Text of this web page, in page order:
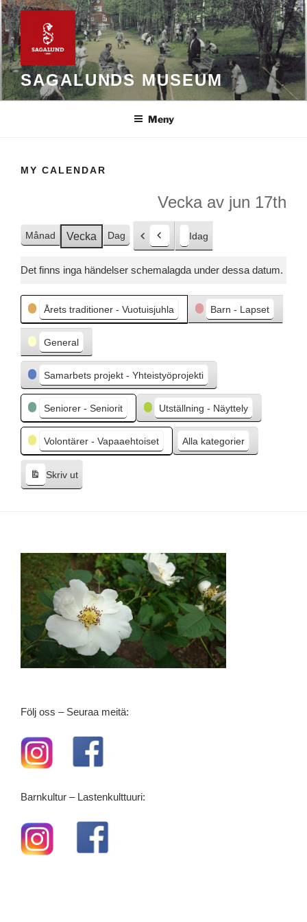
Hoppa
till
innehåll
SAGALUNDS MUSEUM
Meny
MY CALENDAR
Vecka av jun 17th
Månad Vecka Dag
r
g
å
d
e
Idag
Det finns inga händelser schemalagda under dessa datum.
Kategorier
Årets traditioner - Vuotuisjuhla Barn - Lapset
General
Samarbets projekt - Yhteistyöprojekti
Seniorer - Seniorit Utställning - Näyttely
Volontärer - Vapaaehtoiset Alla kategorier
Skriv ut
Följ oss – Seuraa meitä:
Barnkultur – Lastenkulttuuri: